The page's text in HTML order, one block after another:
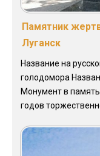
Памятник
Луганск
Название на
голодомора
Монумент в
годов